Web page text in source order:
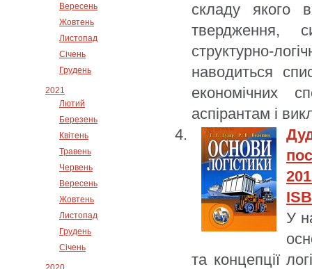
Вересень
Жовтень
Листопад
Січень
Грудень
2021
Лютий
Березень
Квітень
Травень
Червень
Вересень
Жовтень
Листопад
Грудень
Січень
складу якого
твердження,
структурно-
наводиться
економічних
аспірантам і
У
та концепції